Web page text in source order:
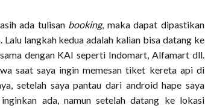
ada tulisan booking, maka dapat dipastikan
langkah kedua adalah kalian bisa datang ke
dengan KAI seperti Indomart, Alfamart dll.
saat saya ingin memesan tiket kereta api di
setelah saya pantau dari android hape saya
ada, namun setelah datang ke lokasi